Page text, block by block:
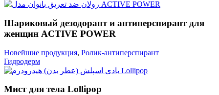
Шариковый дезодорант и антиперспирант для
женщин ACTIVE POWER
Новейшие продукция, Ролик-антиперспирант
Гидродерм
Мист для тела Lollipop